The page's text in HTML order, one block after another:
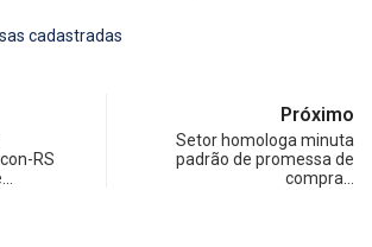
cadastradas
RS
Próximo
Setor homologa minuta
padrão de promessa de
compra…